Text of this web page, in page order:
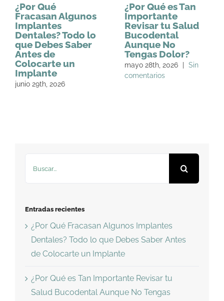
¿Por Qué
Fracasan Algunos
Implantes
Dentales? Todo lo
que Debes Saber
Antes de
Colocarte un
Implante
junio 29th, 2026
¿Por Qué es Tan
Importante
Revisar tu Salud
Bucodental
Aunque No
Tengas Dolor?
mayo 28th, 2026
Sin
comentarios
Entradas recientes
¿Por Qué Fracasan Algunos Implantes
Dentales? Todo lo que Debes Saber Antes
de Colocarte un Implante
¿Por Qué es Tan Importante Revisar tu
Salud Bucodental Aunque No Tengas